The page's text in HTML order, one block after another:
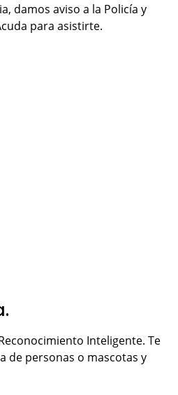
damos aviso a la Policía y
para asistirte.
Inteligente. Te
de personas o mascotas y